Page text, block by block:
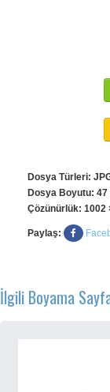
Dosya Türleri:
Dosya Boyutu: 47
Çözünürlük: 1002
Paylaş:
İlgili Boyama